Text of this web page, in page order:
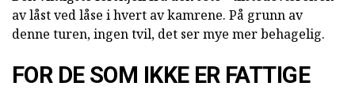
av låst ved låse i hvert av kamrene. På grunn av
denne turen, ingen tvil, det ser mye mer behagelig.
FOR DE SOM IKKE ER FATTIGE